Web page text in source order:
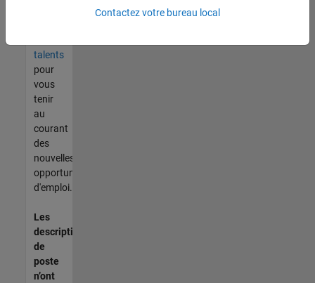
talents
pour
vous
tenir
au
courant
des
nouvelles
opportunités
d'emploi.
Les
descriptions
de
poste
n’ont
Contactez votre bureau local